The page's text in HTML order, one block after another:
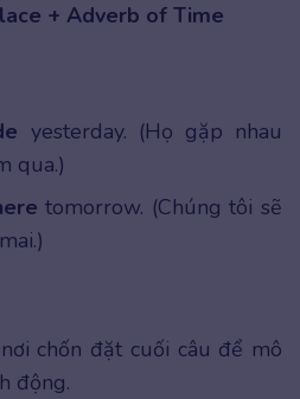
+ Adverb of Time
yesterday. (Họ gặp nhau
qua.)
tomorrow. (Chúng tôi sẽ
chốn đặt cuối câu để mô
động.